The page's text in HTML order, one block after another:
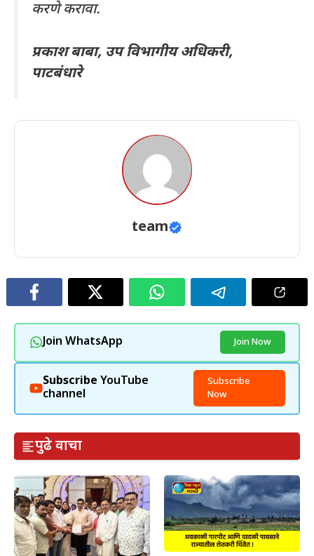
करणे करावा.
प्रकाश बाबा, उप विभागीय अधिकरी,
पाटबंधारे
team
Join WhatsApp Join Now
Subscribe YouTube
channel
Subscribe
Now
पुढे वाचा